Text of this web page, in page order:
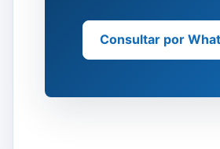
Consultar por